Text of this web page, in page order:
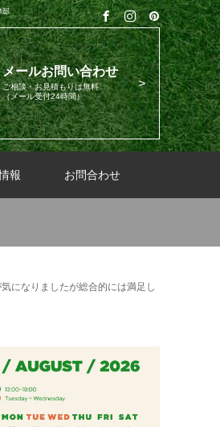
邸
メールお問い合わせ
ご相談・お見積もりは無料
（メール受付24時間）
報 お問合わせ
になりましたが総合的には満足し